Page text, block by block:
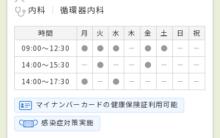
内科
循環器内科
時間 月 火 水 木 金 土 日
祝
09:00～12:30
● ● ● － ● ● －
－
14:00～15:30
－ ● － － ● － －
－
14:00～17:30
● － ● － － － － －
マイナンバーカードの健康保険証利用可能
感染症対策実施